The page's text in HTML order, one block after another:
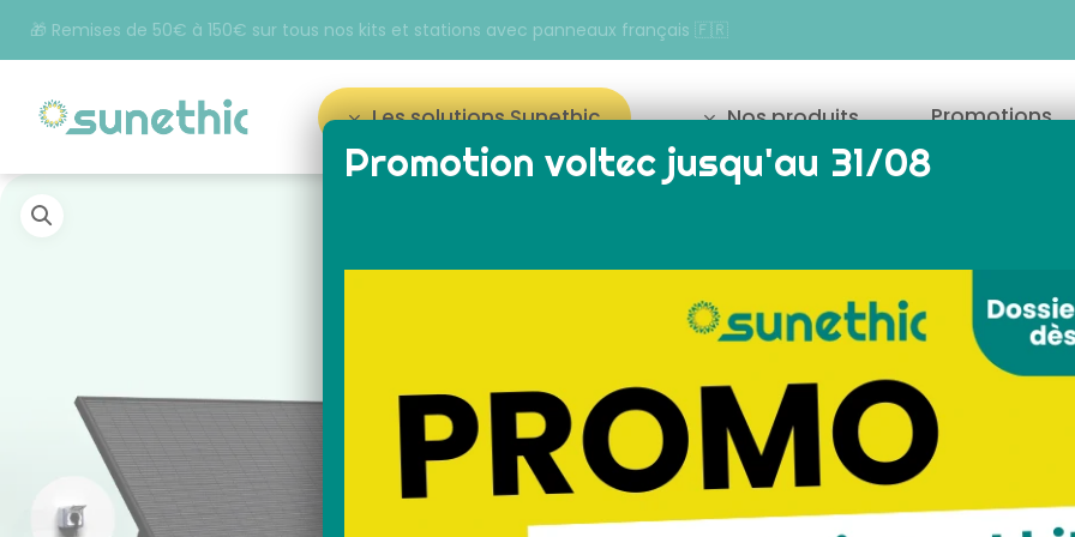
Appuyez sur Entrée pour rechercher ou sur ESC pour fermer
🎁 Remises de 50€ à 150€ sur tous nos kits et stations avec panneaux français 🇫🇷
Les solutions Sunethic Nos produits Promotions
panneau solaire plug
and play français
Sunethic sur prise 220V
kit solaire
autoconsommation
français toiture à poser
soi-même français
installation panneau
solaire français RGE
Fabriqué en
Station solaire
Anker PRO 3
Sunethic F1000 PRO
Promotion voltec jusqu'au 31/08